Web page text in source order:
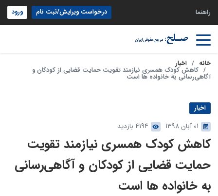
راهنما درخواست ویرایش/ثبت نام ورود
خانه اخبار
کاهش کودک همسری نیازمند تقویت حمایت قضایی از کودکان و
آگاهی‌رسانی به خانواده ‌ها است
اخبار
01 آبان 1398 4194 بازدید
کاهش کودک همسری نیازمند تقویت
حمایت قضایی از کودکان و آگاهی‌رسانی
به خانواده ‌ها است